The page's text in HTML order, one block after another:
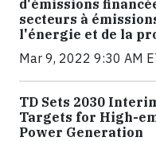
d'émissions
secteurs à
l'énergie et de la
Mar 9, 2022 9:30 AM
TD Sets 2030
Targets for High-
Power Generation